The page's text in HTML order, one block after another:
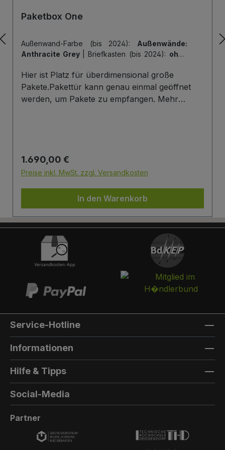
Paketbox One
Außenwand-Farbe (bis 2024): Außenwände:
Anthracite Grey
Briefkasten (bis 2024): ohne
Hintertür | Tiefe der Paketbox (bis 2024):
cm Außenmaß (Standard) | Tür-Farbe (bis
2024):Tür: Anthracite Grey
Hier ist Platz für überdimensional große
Pakete.Pakettür kann genau einmal geöffnet
werden, um Pakete zu empfangen. Mehr
Die Tür wird immer mit einem Halbzylinder
ausgestattet. Das heißt, Sie können den selben
Ihrer Haustüre haben und die Paketbox mit
dem selben Schlüssel öffnen.
Briefkasten:Optional kann ein Briefkasten
integriert werden. Die Post landet in einem
separaten und absperrbaren Auffangkorb.
Hintertür:Auf der Rückseite können Sie eine
Hintertür integrieren. Die Farbe der Hintertür ist
immer die gleiche Farbe, wie die Türfarbe
vorne. Außenmaterial: 8mm HPL(High
Firma Trespa Bei Sonderfarbe: Bezeichnung
der TürfarbeGeben Sie hier den Namen Ihrer
Wunschfarbe an.Die Lieferzeit bei
Sonderfarben verlängert sich um 5 bis 6
AußenfarbeGeben Sie hier den Namen der
Wunschfarbe an.Hinweis: Falls Sie die Türfarbe
in der selben Farbe wie die Außenwandfarbe
berechnet wird.Die Lieferzeit bei Sonderfarben
Regulärer Preis:
1.690,00 €
Preise inkl. MwSt. zzgl. Versandkosten
In den Warenkorb
Service-Hotline
Informationen
Hilfe & Tipps
Social-Media
Partner